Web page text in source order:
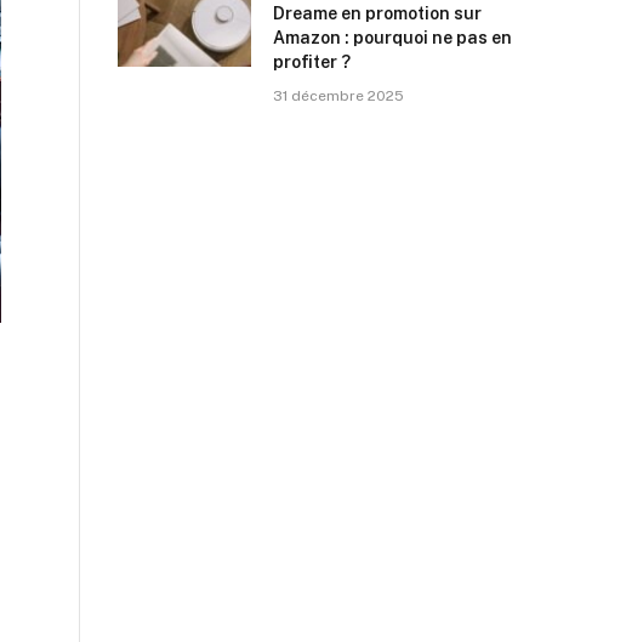
Dreame en promotion sur
Amazon : pourquoi ne pas en
profiter ?
31 décembre 2025